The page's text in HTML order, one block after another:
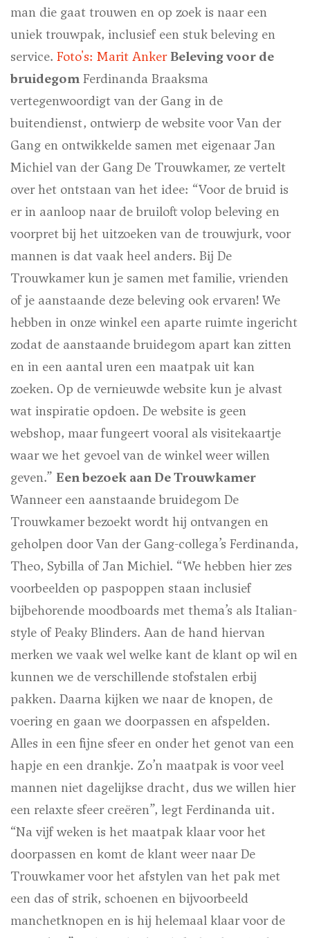
man die gaat trouwen en op zoek is naar een
uniek trouwpak, inclusief een stuk beleving en
service. Foto's: Marit Anker Beleving voor de
bruidegom Ferdinanda Braaksma
vertegenwoordigt van der Gang in de
buitendienst, ontwierp de website voor Van der
Gang en ontwikkelde samen met eigenaar Jan
Michiel van der Gang De Trouwkamer, ze vertelt
over het ontstaan van het idee: “Voor de bruid is
er in aanloop naar de bruiloft volop beleving en
voorpret bij het uitzoeken van de trouwjurk, voor
mannen is dat vaak heel anders. Bij De
Trouwkamer kun je samen met familie, vrienden
of je aanstaande deze beleving ook ervaren! We
hebben in onze winkel een aparte ruimte ingericht
zodat de aanstaande bruidegom apart kan zitten
en in een aantal uren een maatpak uit kan
zoeken. Op de vernieuwde website kun je alvast
wat inspiratie opdoen. De website is geen
webshop, maar fungeert vooral als visitekaartje
waar we het gevoel van de winkel weer willen
geven.” Een bezoek aan De Trouwkamer
Wanneer een aanstaande bruidegom De
Trouwkamer bezoekt wordt hij ontvangen en
geholpen door Van der Gang-collega’s Ferdinanda,
Theo, Sybilla of Jan Michiel. “We hebben hier zes
voorbeelden op paspoppen staan inclusief
bijbehorende moodboards met thema’s als Italian-
style of Peaky Blinders. Aan de hand hiervan
merken we vaak wel welke kant de klant op wil en
kunnen we de verschillende stofstalen erbij
pakken. Daarna kijken we naar de knopen, de
voering en gaan we doorpassen en afspelden.
Alles in een fijne sfeer en onder het genot van een
hapje en een drankje. Zo’n maatpak is voor veel
mannen niet dagelijkse dracht, dus we willen hier
een relaxte sfeer creëren”, legt Ferdinanda uit.
“Na vijf weken is het maatpak klaar voor het
doorpassen en komt de klant weer naar De
Trouwkamer voor het afstylen van het pak met
een das of strik, schoenen en bijvoorbeeld
manchetknopen en is hij helemaal klaar voor de